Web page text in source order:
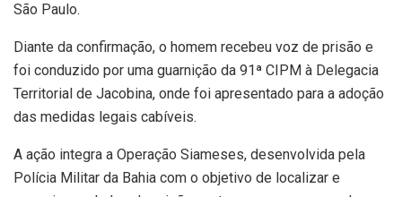
São Paulo.
Diante da confirmação, o homem recebeu voz de prisão e
foi conduzido por uma guarnição da 91ª CIPM à Delegacia
Territorial de Jacobina, onde foi apresentado para a adoção
das medidas legais cabíveis.
A ação integra a Operação Siameses, desenvolvida pela
Polícia Militar da Bahia com o objetivo de localizar e